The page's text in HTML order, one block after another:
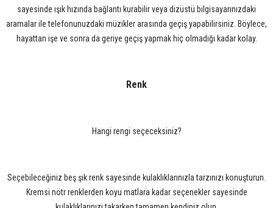
sayesinde ışık hızında bağlantı kurabilir veya dizüstü bilgisayarınızdaki
aramalar ile telefonunuzdaki müzikler arasında geçiş yapabilirsiniz. Böylece,
hayattan işe ve sonra da geriye geçiş yapmak hiç olmadığı kadar kolay.
Renk
Hangi rengi seçeceksiniz?
Seçebileceğiniz beş şık renk sayesinde kulaklıklarınızla tarzınızı konuşturun.
Kremsi nötr renklerden koyu matlara kadar seçenekler sayesinde